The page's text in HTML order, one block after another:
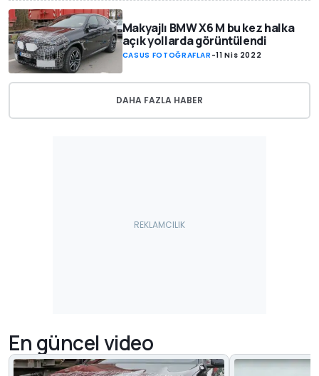
Makyajlı BMW X6 M bu kez halka
açık yollarda görüntülendi
CASUS FOTOĞRAFLAR -11 Nis 2022
DAHA FAZLA HABER
En güncel video